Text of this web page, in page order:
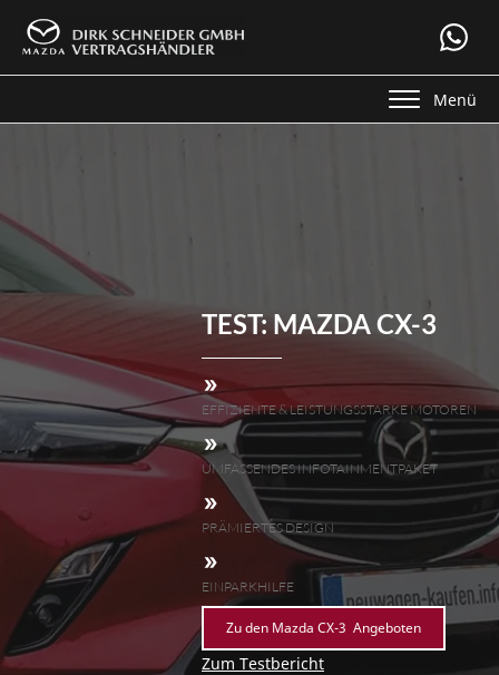
Menü
TEST:MAZDA CX-3
EFFIZIENTE & LEISTUNGSSTARKE MOTOREN
UMFASSENDES INFOTAINMENTPAKET
PRÄMIERTES DESIGN
EINPARKHILFE
Zu den Mazda CX-3 Angeboten
Zum Testbericht